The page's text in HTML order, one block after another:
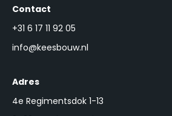
Contact
+31 6 17 11 92 05
info@keesbouw.nl
Adres
4e Regimentsdok 1-13